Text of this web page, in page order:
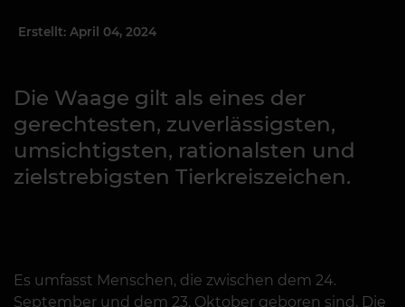
Erstellt: April 04, 2024
Die Waage gilt als eines der
gerechtesten, zuverlässigsten,
umsichtigsten, rationalsten und
zielstrebigsten Tierkreiszeichen.
Es umfasst Menschen, die zwischen dem 24.
September und dem 23. Oktober geboren sind. Die